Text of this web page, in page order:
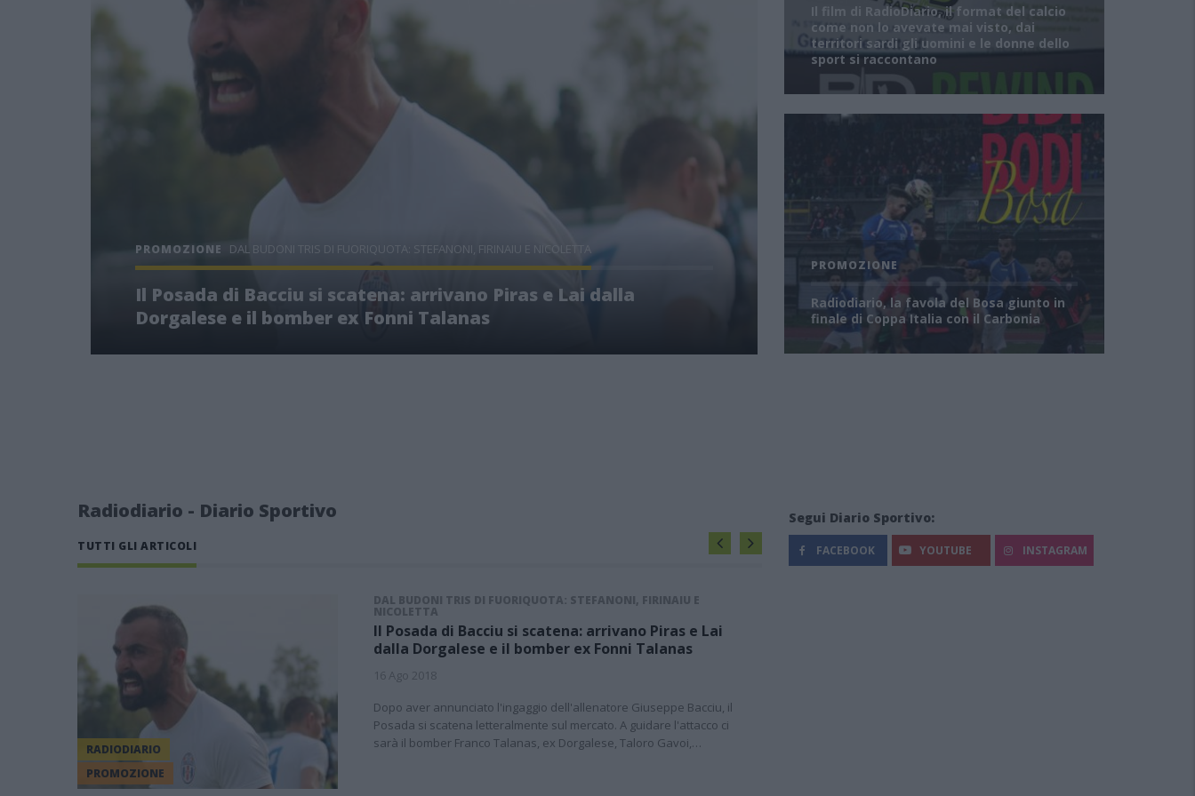
PROMOZIONE DAL BUDONI TRIS DI FUORIQUOTA: STEFANONI, FIRINAIU E NICOLETTA
Il Posada di Bacciu si scatena: arrivano Piras e Lai dalla
Dorgalese e il bomber ex Fonni Talanas
Il film di RadioDiario, il format del calcio
come non lo avevate mai visto, dai
territori sardi gli uomini e le donne dello
sport si raccontano
PROMOZIONE
Radiodiario, la favola del Bosa giunto in
finale di Coppa Italia con il Carbonia
Radiodiario - Diario Sportivo
TUTTI GLI ARTICOLI
RADIODIARIO
PROMOZIONE
DAL BUDONI TRIS DI FUORIQUOTA: STEFANONI, FIRINAIU E
NICOLETTA
Il Posada di Bacciu si scatena: arrivano Piras e Lai
dalla Dorgalese e il bomber ex Fonni Talanas
16 Ago 2018
Dopo aver annunciato l'ingaggio dell'allenatore Giuseppe Bacciu, il
Posada si scatena letteralmente sul mercato. A guidare l'attacco ci
sarà il bomber Franco Talanas, ex Dorgalese, Taloro Gavoi,…
Segui Diario Sportivo:
FACEBOOK YOUTUBE INSTAGRAM